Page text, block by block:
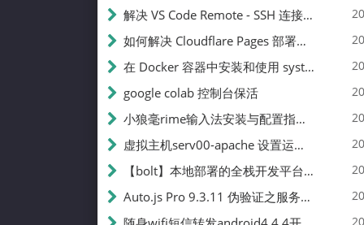
解决 VS Code Remote - SSH 连接失败问题：从权限问题到成功启动
如何解决 Cloudflare Pages 部署中的 API Token 权限问题
在 Docker 容器中安装和使用 systemctl 的完整指南
google colab 控制台保活
小狼毫rime输入法安装与配置指南：从基础到高级自定义
虚拟主机serv00-apache 设置运行目录
【bolt】本地部署的全栈开发平台，支持本地及众多API，本地一键生成应用，部署教程
Auto.js Pro 9.3.11 伪验证之服务器接口 Nginx 版
✍️
231k
总字数
👥